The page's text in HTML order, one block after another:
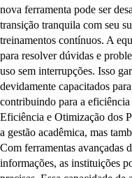
nova ferramenta pode ser
transição tranquila com seu
treinamentos contínuos. A
para resolver dúvidas e
uso sem interrupções. Isso
devidamente capacitados
contribuindo para a
Eficiência e Otimização dos
a gestão acadêmica, mas
Com ferramentas avançadas
informações, as instituições